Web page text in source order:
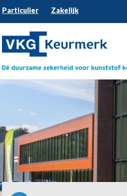
Particulier Zakelijk